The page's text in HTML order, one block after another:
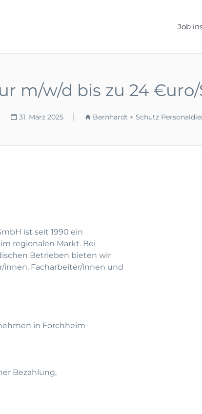
Job
m/w/d bis zu 24
31. März 2025 Bernhardt + Schütz
ist seit 1990 ein
regionalen Markt. Bei
Betrieben bieten wir
Facharbeiter/innen und
in Forchheim
Bezahlung,